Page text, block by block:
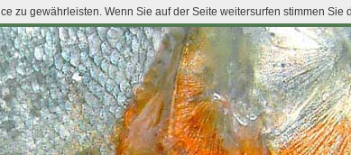
zu gewährleisten. Wenn Sie auf der Seite weitersurfen stimmen Sie